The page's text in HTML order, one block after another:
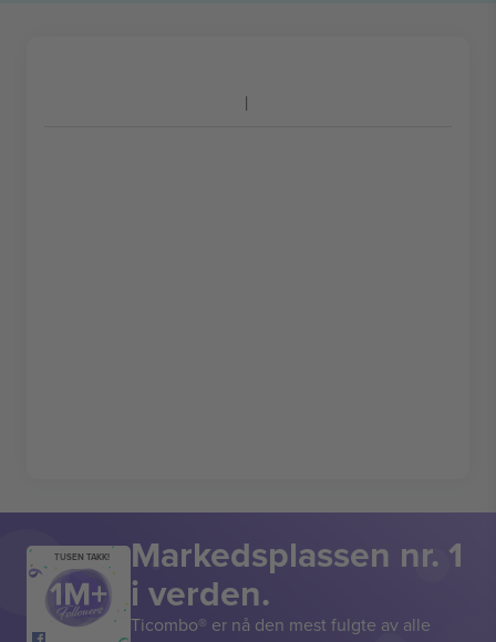
TUSEN TAKK! Markedsplassen nr. 1
i verden.
Ticombo® er nå den mest fulgte av alle